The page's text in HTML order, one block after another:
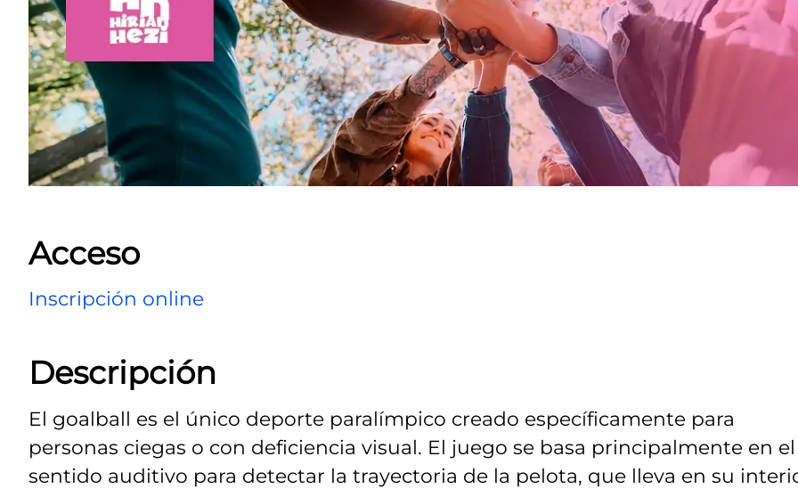
Acceso
Inscripción online
Descripción
El goalball es el único deporte paralímpico creado específicamente para
personas ciegas o con deficiencia visual. El juego se basa principalmente en el
sentido auditivo para detectar la trayectoria de la pelota, que lleva en su